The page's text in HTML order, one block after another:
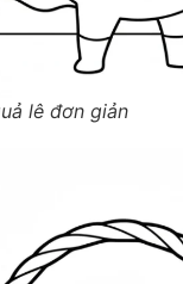
lê đơn giản